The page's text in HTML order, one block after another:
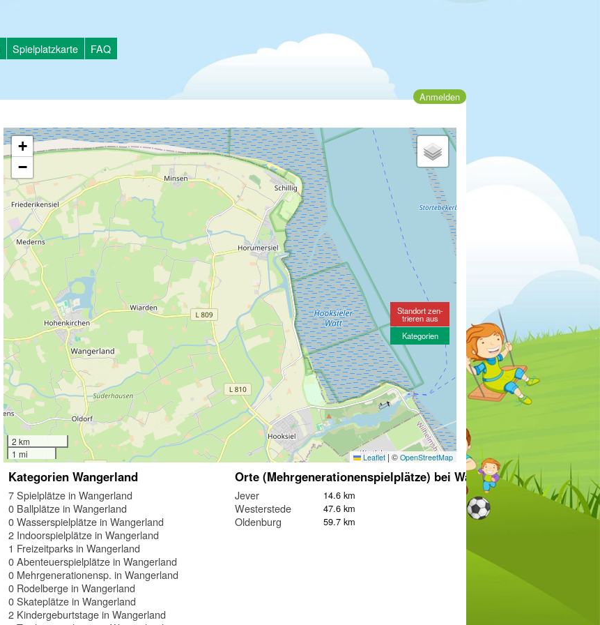
Spielplatzkarte FAQ
Anmelden
+
−
2 km
1 mi
Leaflet | © OpenStreetMap
Standort zen-
trieren aus
Kategorien
Kategorien Wangerland
7 Spielplätze in Wangerland
0 Ballplätze in Wangerland
0 Wasserspielplätze in Wangerland
2 Indoorspielplätze in Wangerland
1 Freizeitparks in Wangerland
0 Abenteuerspielplätze in Wangerland
0 Mehrgenerationensp. in Wangerland
0 Rodelberge in Wangerland
0 Skateplätze in Wangerland
2 Kindergeburtstage in Wangerland
Orte (Mehrgenerationenspielplätze) bei Wangerland
Jever 14.6 km
Westerstede 47.6 km
Oldenburg 59.7 km